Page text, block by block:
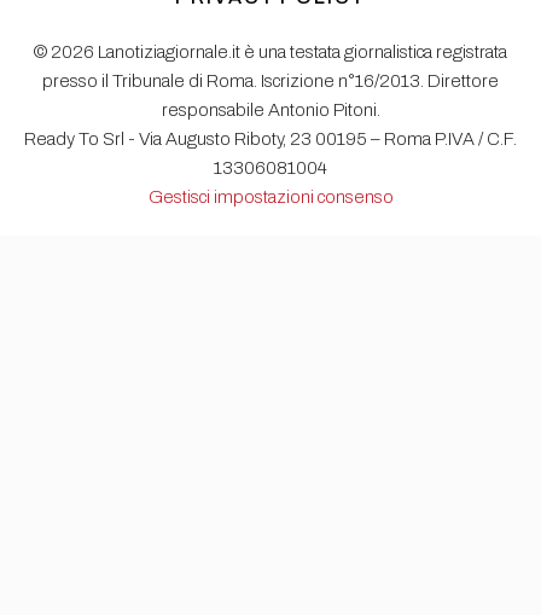
© 2026 Lanotiziagiornale.it è una testata giornalistica registrata
presso il Tribunale di Roma. Iscrizione n°16/2013. Direttore
responsabile Antonio Pitoni.
Ready To Srl - Via Augusto Riboty, 23 00195 – Roma P.IVA / C.F.
13306081004
Gestisci impostazioni consenso